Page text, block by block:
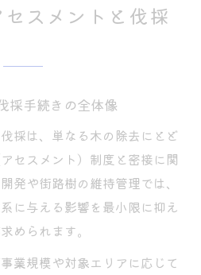
スメントと伐採
採手続きの全体像
採は、単なる木の除去にとど
セスメント）制度と密接に関
発や街路樹の維持管理では、
に与える影響を最小限に抑え
められます。
業規模や対象エリアに応じて